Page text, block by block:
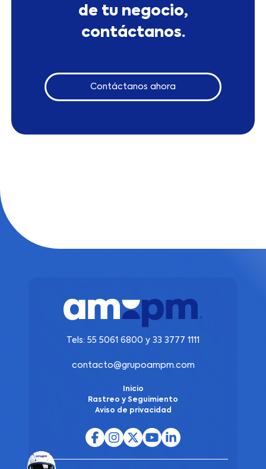
de tu negocio,
contáctanos.
Contáctanos ahora
Tels: 55 5061 6800 y 33 3777 1111
contacto@grupoampm.com
Inicio
Rastreo y Seguimiento
Aviso de privacidad